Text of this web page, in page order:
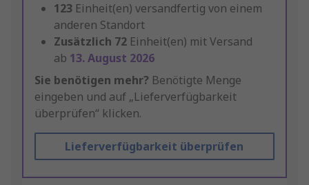
123 Einheit(en) versandfertig von einem
anderen Standort
Zusätzlich 72 Einheit(en) mit Versand
ab 13. August 2026
Sie benötigen mehr? Benötigte Menge
eingeben und auf „Lieferverfügbarkeit
überprüfen“ klicken.
Lieferverfügbarkeit überprüfen